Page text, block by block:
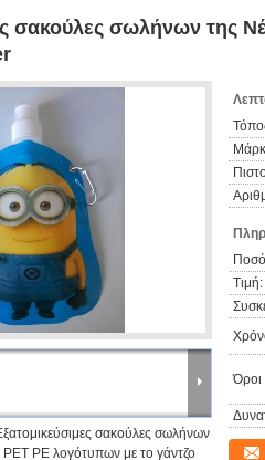
σακούλες σωλήνων της
σακούλες σωλήνων
PE λογότυπων με το γάντζο
Τιμή: